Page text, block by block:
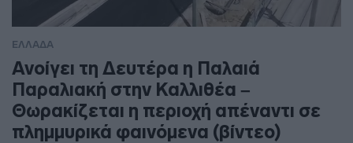
ΕΛΛΑΔΑ
Ανοίγει τη Δευτέρα η Παλαιά
Παραλιακή στην Καλλιθέα –
Θωρακίζεται η περιοχή απέναντι σε
πλημμυρικά φαινόμενα (βίντεο)